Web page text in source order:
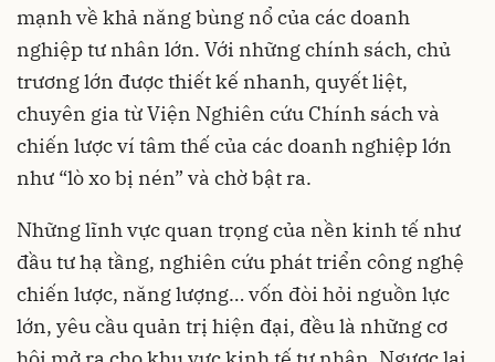
mạnh về khả năng bùng nổ của các doanh
nghiệp tư nhân lớn. Với những chính sách, chủ
trương lớn được thiết kế nhanh, quyết liệt,
chuyên gia từ Viện Nghiên cứu Chính sách và
chiến lược ví tâm thế của các doanh nghiệp lớn
như “lò xo bị nén” và chờ bật ra.
Những lĩnh vực quan trọng của nền kinh tế như
đầu tư hạ tầng, nghiên cứu phát triển công nghệ
chiến lược, năng lượng… vốn đòi hỏi nguồn lực
lớn, yêu cầu quản trị hiện đại, đều là những cơ